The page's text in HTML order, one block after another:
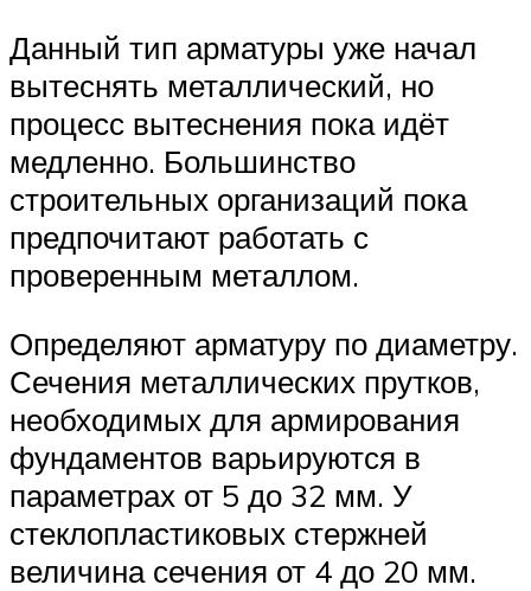
Данный тип арматуры уже начал
вытеснять металлический, но
процесс вытеснения пока идёт
медленно. Большинство
строительных организаций пока
предпочитают работать с
проверенным металлом.
Определяют арматуру по диаметру.
Сечения металлических прутков,
необходимых для армирования
фундаментов варьируются в
параметрах от 5 до 32 мм. У
стеклопластиковых стержней
величина сечения от 4 до 20 мм.